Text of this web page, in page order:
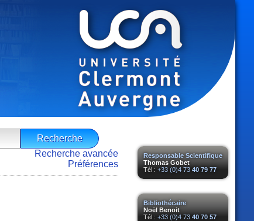
Responsable Scientifique
Thomas Gobet
Tél : +33 (0)4 73 40 79 77
Bibliothécaire
Noël Benoit
Tél : +33 (0)4 73 40 70 57
Recherche avancée
Préférences